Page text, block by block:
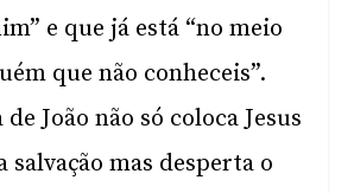
e que já está “no meio
que não conheceis”.
João não só coloca Jesus
salvação mas desperta o